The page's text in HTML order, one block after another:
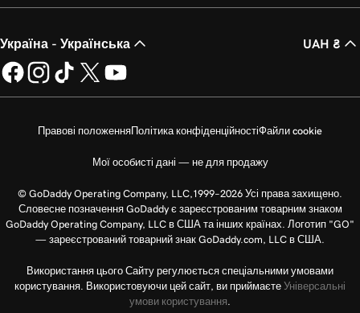
Україна - Українська UAH ₴
Правові положенняПолітика конфіденційностіФайли cookie
Мої особисті дані — не для продажу
© GoDaddy Operating Company, LLC,1999–2026 Усі права захищено.
Словесне позначення GoDaddy є зареєстрованим товарним знаком
GoDaddy Operating Company, LLC в США та інших країнах. Логотип "GO"
— зареєстрований товарний знак GoDaddy.com, LLC в США.
Використання цього Сайту регулюється спеціальними умовами
користування. Використовуючи цей сайт, ви приймаєте Універсальні
умови користування.